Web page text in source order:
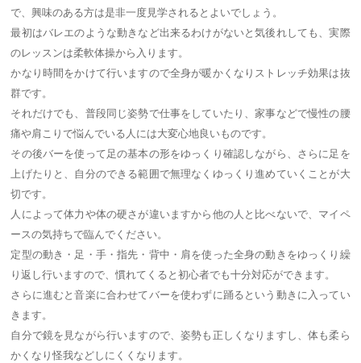
で、興味のある方は是非一度見学されるとよいでしょう。
最初はバレエのような動きなど出来るわけがないと気後れしても、実際
のレッスンは柔軟体操から入ります。
かなり時間をかけて行いますので全身が暖かくなりストレッチ効果は抜
群です。
それだけでも、普段同じ姿勢で仕事をしていたり、家事などで慢性の腰
痛や肩こりで悩んでいる人には大変心地良いものです。
その後バーを使って足の基本の形をゆっくり確認しながら、さらに足を
上げたりと、自分のできる範囲で無理なくゆっくり進めていくことが大
切です。
人によって体力や体の硬さが違いますから他の人と比べないで、マイペ
ースの気持ちで臨んでください。
定型の動き・足・手・指先・背中・肩を使った全身の動きをゆっくり繰
り返し行いますので、慣れてくると初心者でも十分対応ができます。
さらに進むと音楽に合わせてバーを使わずに踊るという動きに入ってい
きます。
自分で鏡を見ながら行いますので、姿勢も正しくなりますし、体も柔ら
かくなり怪我などしにくくなります。